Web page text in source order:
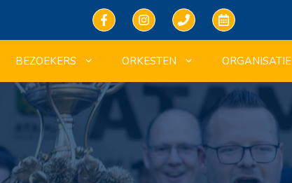
BEZOEKERS ORKESTEN ORGANISATIE